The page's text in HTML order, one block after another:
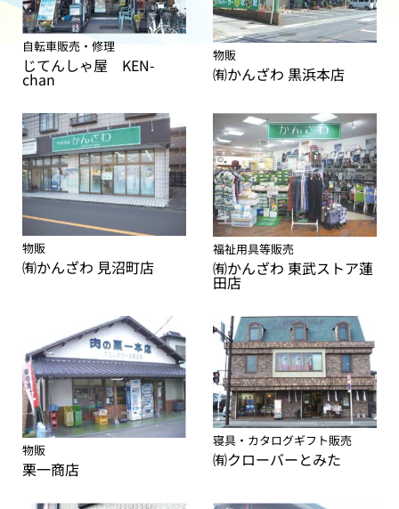
自転車販売・修理
じてんしゃ屋 KEN-
chan
物販
㈲かんざわ 黒浜本店
物販
㈲かんざわ 見沼町店
福祉用具等販売
㈲かんざわ 東武ストア蓮
田店
物販
栗一商店
寝具・カタログギフト販売
㈲クローバーとみた